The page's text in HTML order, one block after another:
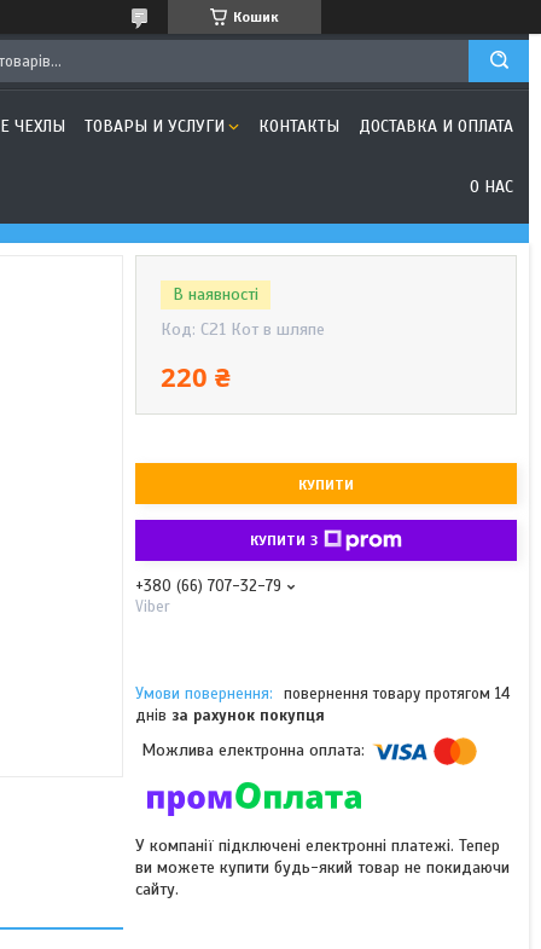
Кошик
ЧЕХЛЫ ТОВАРЫ И УСЛУГИ КОНТАКТЫ ДОСТАВКА И ОПЛАТА
О НАС
В наявності
Код: C21 Кот в шляпе
220 ₴
КУПИТИ
КУПИТИ З
+380 (66) 707-32-79
Viber
повернення товару протягом 14
днів за рахунок покупця
У компанії підключені електронні платежі. Тепер
ви можете купити будь-який товар не покидаючи
сайту.